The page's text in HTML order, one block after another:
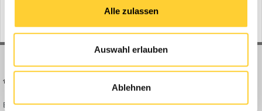
Alle zulassen
Auswahl erlauben
Ablehnen
Bauforum24 News
Registrieren